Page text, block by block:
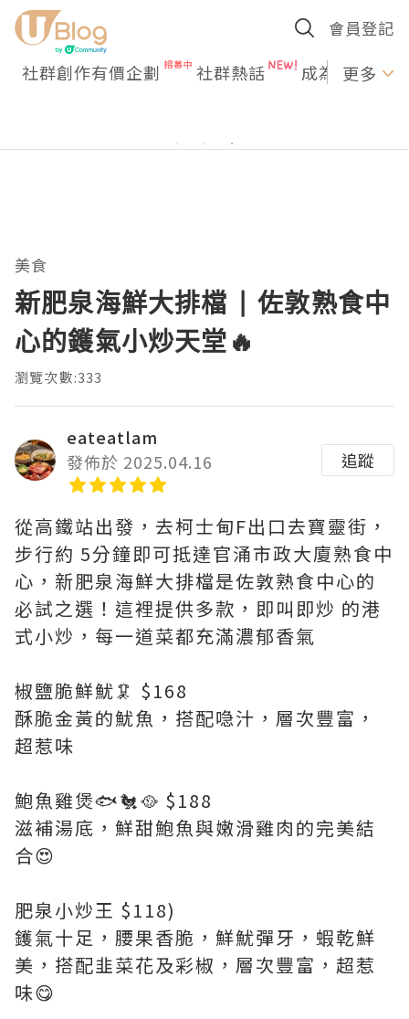
會員登記
社群創作有價企劃 社群熱話 成為U更多
美食
新肥泉海鮮大排檔 | 佐敦熟食中
心的鑊氣小炒天堂🔥
瀏覽次數:333
eateatlam
發佈於 2025.04.16
追蹤
從高鐵站出發，去柯士甸F出口去寶靈街，
步行約 5分鐘即可抵達官涌市政大廈熟食中
心，新肥泉海鮮大排檔是佐敦熟食中心的
必試之選！這裡提供多款，即叫即炒 的港
式小炒，每一道菜都充滿濃郁香氣
椒鹽脆鮮魷🦑 $168
酥脆金黃的魷魚，搭配喼汁，層次豐富，
超惹味
鮑魚雞煲🐟🐔🥘 $188
滋補湯底，鮮甜鮑魚與嫩滑雞肉的完美結
合😍
肥泉小炒王 $118)
鑊氣十足，腰果香脆，鮮魷彈牙，蝦乾鮮
美，搭配韭菜花及彩椒，層次豐富，超惹
味😋